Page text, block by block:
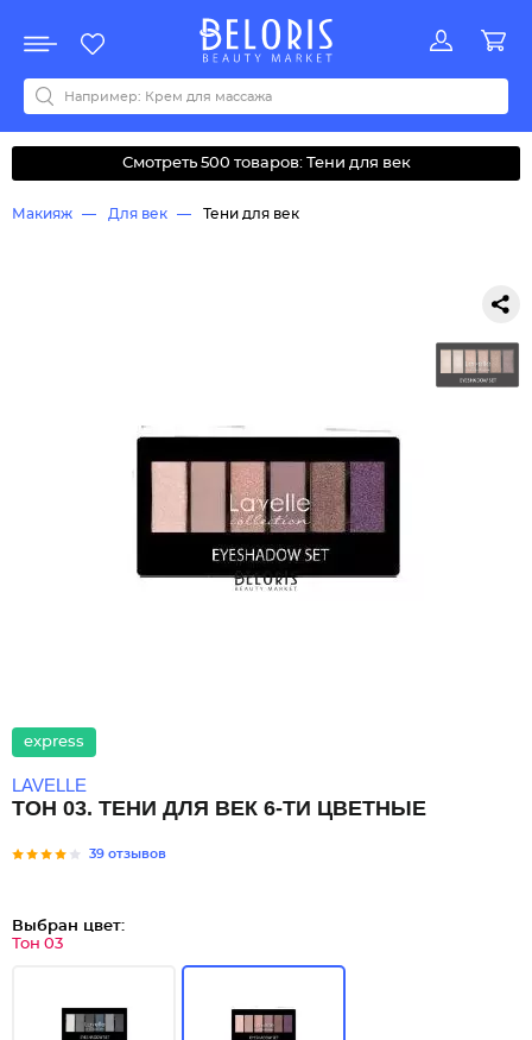
Акции
Все бренды
0-9ABCDEFGHIJKLMNOPQRSTUVWYZАБВДЗИМОКЛНПРСТУФ
Смотреть 500 товаров: Тени для век
Макияж Для век Тени для век
express
LAVELLE
ТОН 03. ТЕНИ ДЛЯ ВЕК 6-ТИ ЦВЕТНЫЕ
39 отзывов
Выбран цвет:
Тон 03